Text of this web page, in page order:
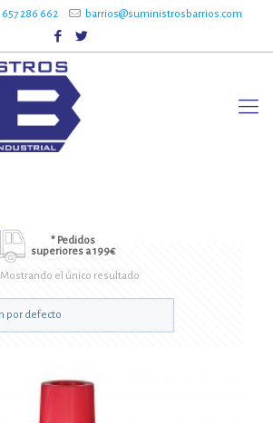
657 286 662 barrios@suministrosbarrios.com
* Pedidos
superiores a 199€
Mostrando el único resultado